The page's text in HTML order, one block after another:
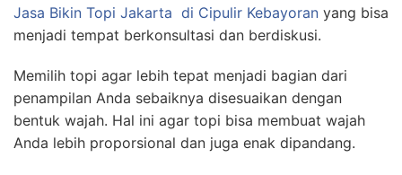
Jasa Bikin Topi Jakarta di Cipulir Kebayoran yang bisa
menjadi tempat berkonsultasi dan berdiskusi.
Memilih topi agar lebih tepat menjadi bagian dari
penampilan Anda sebaiknya disesuaikan dengan
bentuk wajah. Hal ini agar topi bisa membuat wajah
Anda lebih proporsional dan juga enak dipandang.